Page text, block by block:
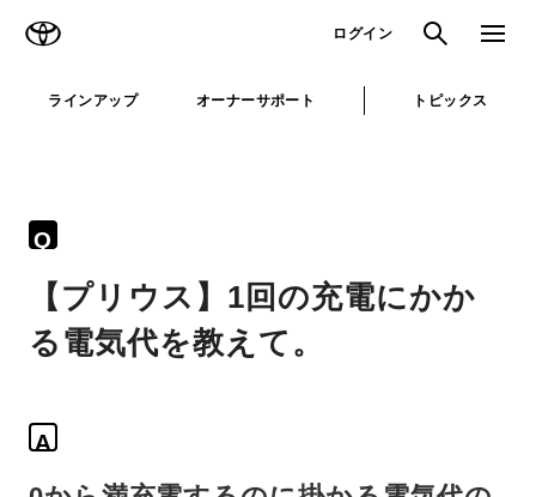
ログイン 検索 メニュ
ラインアップ オーナーサポート トピックス
Q
【プリウス】1回の充電にかか
る電気代を教えて。
A